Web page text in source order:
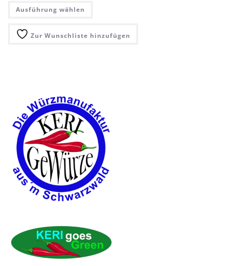
Ausführung wählen
Dieses Produkt weist mehrere
Zur Wunschliste hinzufügen